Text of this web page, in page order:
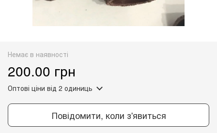
Немає в наявності
200.00 грн
Оптові ціни від 2 одиниць
Повідомити, коли з'явиться